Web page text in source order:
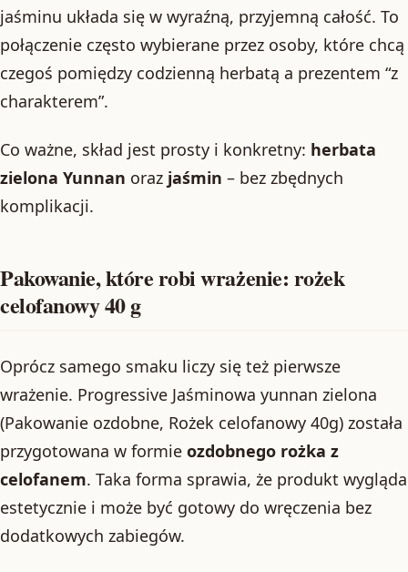
jaśminu układa się w wyraźną, przyjemną całość. To
połączenie często wybierane przez osoby, które chcą
czegoś pomiędzy codzienną herbatą a prezentem “z
charakterem”.
Co ważne, skład jest prosty i konkretny: herbata
zielona Yunnan oraz jaśmin – bez zbędnych
komplikacji.
Pakowanie, które robi wrażenie: rożek
celofanowy 40 g
Oprócz samego smaku liczy się też pierwsze
wrażenie. Progressive Jaśminowa yunnan zielona
(Pakowanie ozdobne, Rożek celofanowy 40g) została
przygotowana w formie ozdobnego rożka z
celofanem. Taka forma sprawia, że produkt wygląda
estetycznie i może być gotowy do wręczenia bez
dodatkowych zabiegów.